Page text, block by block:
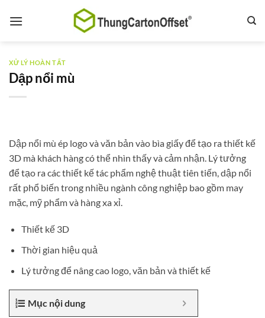
qua
XỬ LÝ HOÀN TẤT
Dập nổi mù
Dập nổi mù ép logo và văn bản vào bìa giấy để tạo ra thiết kế
3D mà khách hàng có thể nhìn thấy và cảm nhận. Lý tưởng
để tạo ra các thiết kế tác phẩm nghệ thuật tiên tiến, dập nổi
rất phổ biến trong nhiều ngành công nghiệp bao gồm may
mặc, mỹ phẩm và hàng xa xỉ.
Thiết kế 3D
Thời gian hiệu quả
Lý tưởng để nâng cao logo, văn bản và thiết kế
Mục nội dung